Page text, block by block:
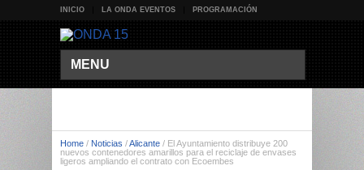
INICIO LA ONDA EVENTOS PROGRAMACIÓN
MENU
Home / Noticias /Alicante / El Ayuntamiento distribuye 200
nuevos contenedores amarillos para el reciclaje de envases
ligeros ampliando el contrato con Ecoembes